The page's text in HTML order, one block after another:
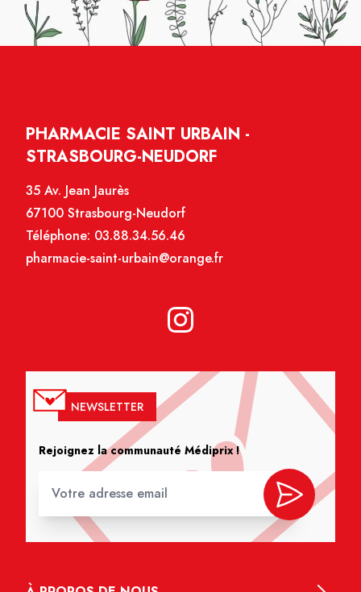
PHARMACIE SAINT URBAIN -
STRASBOURG-NEUDORF
35 Av. Jean Jaurès
67100 Strasbourg-Neudorf
Téléphone: 03.88.34.56.46
pharmacie-saint-urbain@orange.fr
NEWSLETTER
Rejoignez la communauté Médiprix !